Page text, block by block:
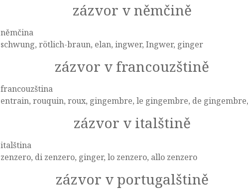
zázvor v němčině
němčina
schwung, rötlich-braun, elan, ingwer, Ingwer, ginger
zázvor v francouzštině
francouzština
entrain, rouquin, roux, gingembre, le gingembre, de
zázvor v italštině
italština
zenzero, di zenzero, ginger, lo zenzero, allo zenzero
zázvor v portugalštině